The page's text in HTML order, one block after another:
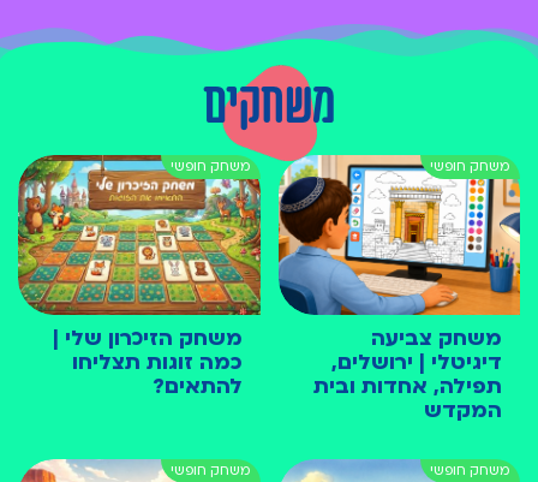
משחקים
משחק צביעה
דיגיטלי | ירושלים,
תפילה, אחדות ובית
המקדש
משחק הזיכרון שלי |
כמה זוגות תצליחו
להתאים?